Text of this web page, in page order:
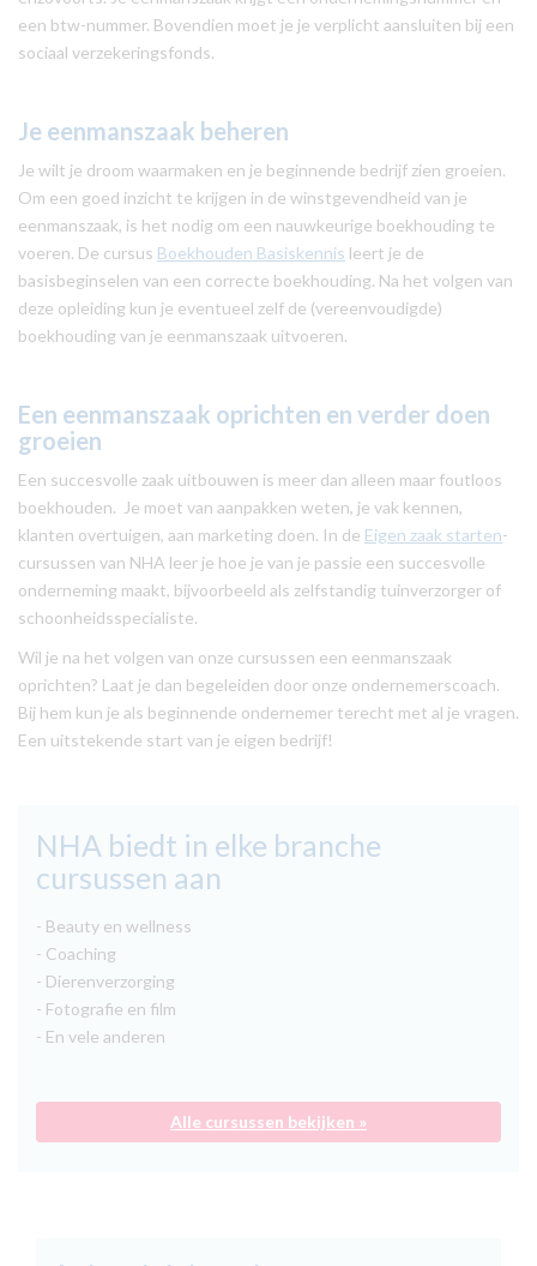
een btw-nummer. Bovendien moet je je verplicht aansluiten bij een
sociaal verzekeringsfonds.
Je eenmanszaak beheren
Je wilt je droom waarmaken en je beginnende bedrijf zien groeien.
Om een goed inzicht te krijgen in de winstgevendheid van je
eenmanszaak, is het nodig om een nauwkeurige boekhouding te
voeren. De cursus Boekhouden Basiskennis leert je de
basisbeginselen van een correcte boekhouding. Na het volgen van
deze opleiding kun je eventueel zelf de (vereenvoudigde)
boekhouding van je eenmanszaak uitvoeren.
Een eenmanszaak oprichten en verder doen
groeien
Een succesvolle zaak uitbouwen is meer dan alleen maar foutloos
boekhouden. Je moet van aanpakken weten, je vak kennen,
klanten overtuigen, aan marketing doen. In de Eigen zaak starten-
cursussen van NHA leer je hoe je van je passie een succesvolle
onderneming maakt, bijvoorbeeld als zelfstandig tuinverzorger of
schoonheidsspecialiste.
Wil je na het volgen van onze cursussen een eenmanszaak
oprichten? Laat je dan begeleiden door onze ondernemerscoach.
Bij hem kun je als beginnende ondernemer terecht met al je vragen.
Een uitstekende start van je eigen bedrijf!
NHA biedt in elke branche
cursussen aan
- Beauty en wellness
- Coaching
- Dierenverzorging
- Fotografie en film
- En vele anderen
Alle cursussen bekijken »